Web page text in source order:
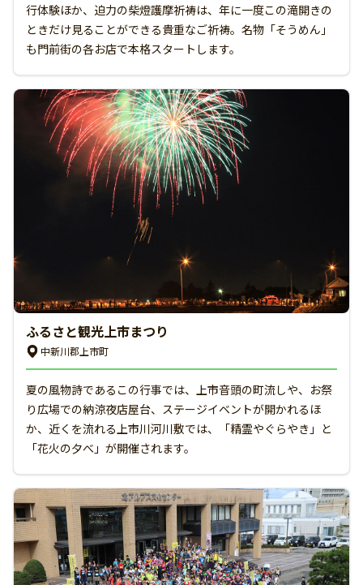
行体験ほか、迫力の柴燈護摩祈祷は、年に一度この滝開きの
ときだけ見ることができる貴重なご祈祷。名物「そうめん」
も門前街の各お店で本格スタートします。
ふるさと観光上市まつり
中新川郡上市町
夏の風物詩であるこの行事では、上市音頭の町流しや、お祭
り広場での納涼夜店屋台、ステージイベントが開かれるほ
か、近くを流れる上市川河川敷では、「精霊やぐらやき」と
「花火の夕べ」が開催されます。